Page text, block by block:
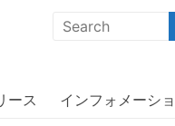
「コストパフォーマン
ース インフォメーシ